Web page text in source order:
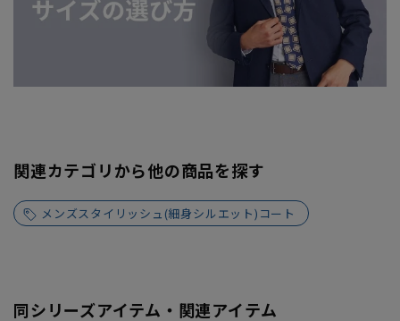
関連カテゴリから他の商品を探す
メンズスタイリッシュ(細身シルエット)コート
同シリーズアイテム・関連アイテム